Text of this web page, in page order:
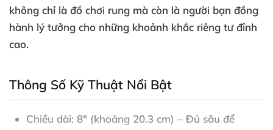
không chỉ là đồ chơi rung mà còn là người bạn đồng
hành lý tưởng cho những khoảnh khắc riêng tư đỉnh
cao.
Thông Số Kỹ Thuật Nổi Bật
Chiều dài: 8" (khoảng 20.3 cm) – Đủ sâu để